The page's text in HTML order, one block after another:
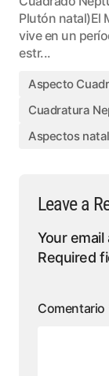
Plutón natal)El
vive en un
estr...
Aspecto
Cuadratura
Aspectos
Leave a
Your
Required
Comentario